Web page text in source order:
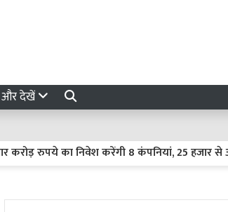
और देखें
का निवेश करेंगी 8 कंपनियां, 25 हजार से अधिक